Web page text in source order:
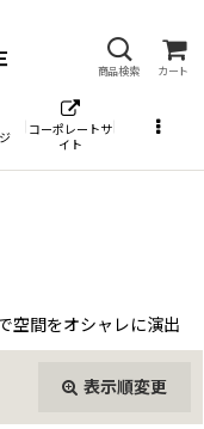
商品検索 カート
コーポレートサ
イト
空間をオシャレに演出
表示順変更